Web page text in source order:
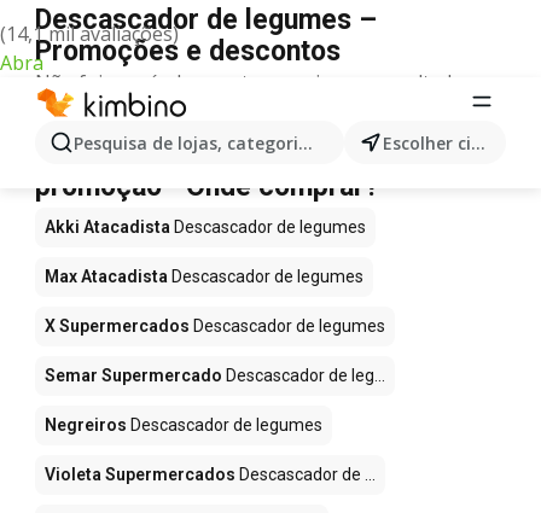
(14,1 mil avaliações)
Abra
Pesquisa de lojas, categorias,produtos... Escolher cidade
Descascador de legumes –
Promoções e descontos
Não foi possível encontrar quaisquer resultados
para este termo.
Descascador de legumes em
promoção - Onde comprar?
Akki Atacadista Descascador de legumes
Max Atacadista Descascador de legumes
X Supermercados Descascador de legumes
Semar Supermercado Descascador de leg...
Negreiros Descascador de legumes
Violeta Supermercados Descascador de ...